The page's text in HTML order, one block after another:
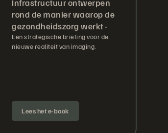
Infrastructuur ontwerpen
rond de manier waarop de
gezondheidszorg werkt -
Een strategische briefing voor de
nieuwe realiteit van imaging.
Lees het e-book